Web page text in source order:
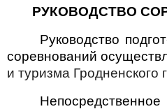
РУКОВОДСТВО
Руководство
соревнований
и туризма Гродненского